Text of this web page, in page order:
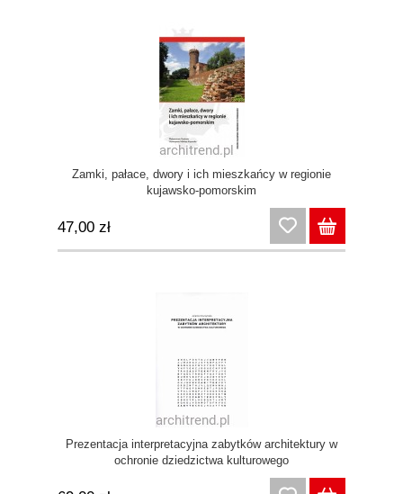
Zamki, pałace, dwory i ich mieszkańcy w regionie
kujawsko-pomorskim
47,00 zł
Prezentacja interpretacyjna zabytków architektury w
ochronie dziedzictwa kulturowego